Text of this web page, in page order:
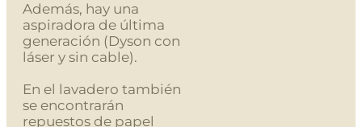
Además, hay una
aspiradora de última
generación (Dyson con
láser y sin cable).
En el lavadero también
se encontrarán
repuestos de papel